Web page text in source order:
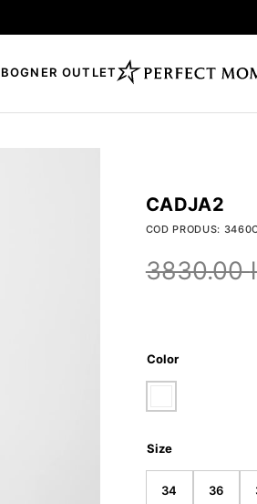
BOGNER OUTLET
CADJA2
COD PRODUS:
3830.00
Color
Size
34 36